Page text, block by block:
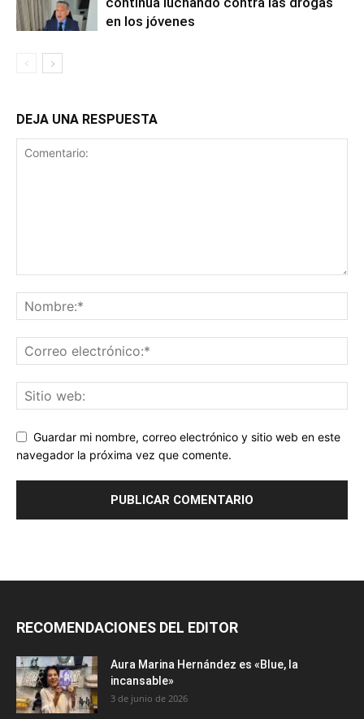
en los jóvenes
DEJA UNA RESPUESTA
Guardar mi nombre, correo electrónico y sitio web en este
navegador la próxima vez que comente.
RECOMENDACIONES DEL EDITOR
Aura Marina Hernández es «Blue, la
incansable»
3 de junio de 2026